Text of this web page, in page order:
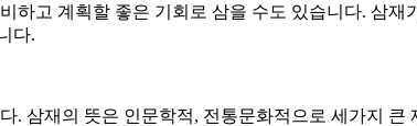
고 계획할 좋은 기회로 삼을 수도 있습니다. 삼재
다.
삼재의 뜻은 인문학적, 전통문화적으로 세가지 큰